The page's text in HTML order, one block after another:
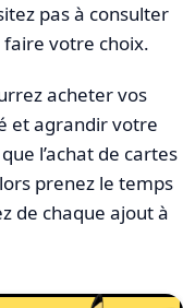
pas à consulter
faire votre choix.
acheter vos
et agrandir votre
l’achat de cartes
prenez le temps
de chaque ajout à